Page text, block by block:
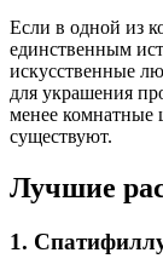
Если в одной из
единственным
искусственные
для украшения
менее комнатные
существуют.
Лучшие
1.